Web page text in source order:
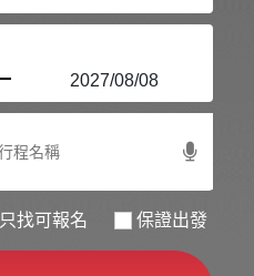
只找可報名 保證出發